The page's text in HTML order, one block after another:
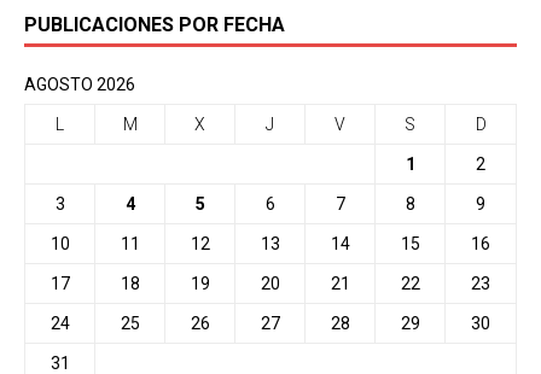
PUBLICACIONES POR FECHA
AGOSTO 2026
M X J V S D
1 2
3 4 5 6 7 8 9
10 11 12 13 14 15 16
17 18 19 20 21 22 23
24 25 26 27 28 29 30
31